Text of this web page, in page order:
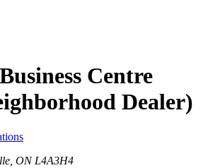
Centre
Dealer)
ON L4A3H4